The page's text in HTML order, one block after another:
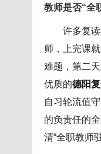
教师是否“全
许多复
师，上完课
难题，第二
优质的德阳
自习轮流值
的负责任的
清“全职教师